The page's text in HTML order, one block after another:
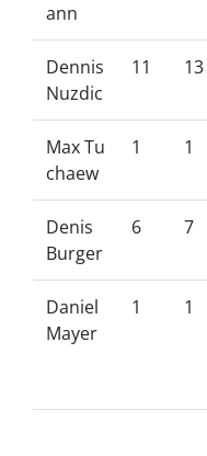
ann
Dennis
Nuzdic
11 13
Max Tu
chaew
1 1
Denis
Burger
6 7
Daniel
Mayer
1 1